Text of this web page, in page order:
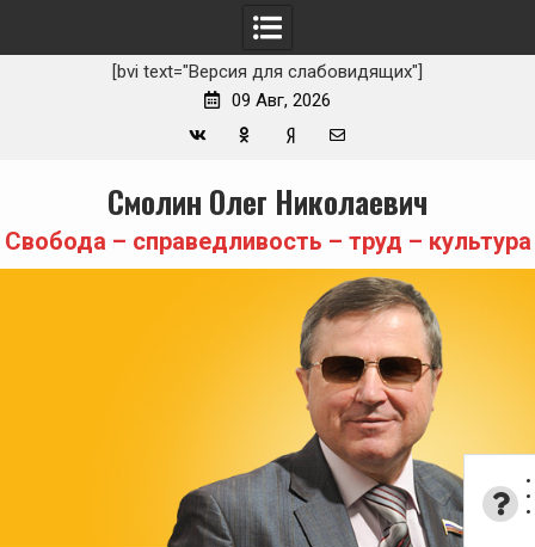
[bvi text="Версия для слабовидящих"]
09 Авг, 2026
Zen
mail
content
Смолин Олег Николаевич
Свобода – справедливость – труд – культура